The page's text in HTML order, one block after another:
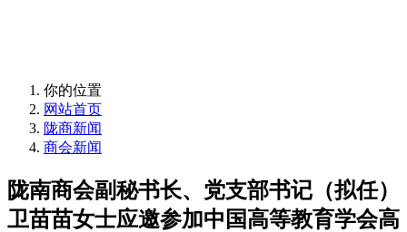
你的位置
网站首页
陇商新闻
商会新闻
陇南商会副秘书长、党支部书记（拟任）
卫苗苗女士应邀参加中国高等教育学会高